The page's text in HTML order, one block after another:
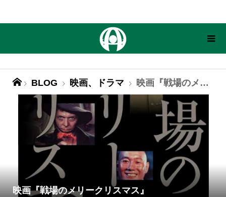
BLOG 映画、ドラマ 映画『戦場のメリークリスマス』
映画『戦場のメリークリスマス』